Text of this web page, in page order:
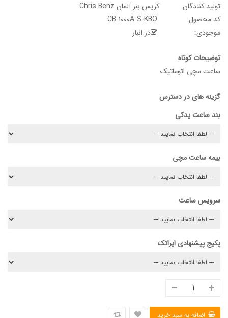
تولید کنندگان
کریس بنز آلمان Chris Benz
کد محصول:
موجودی:
در انبار
توضیحات کوتاه
ساعت مچی اتوماتیک
گزینه های در دسترس
بند ساعت یدکی
بیمه ساعت مچی
سرویس ساعت
پکیج پیشنهادی ایراتک